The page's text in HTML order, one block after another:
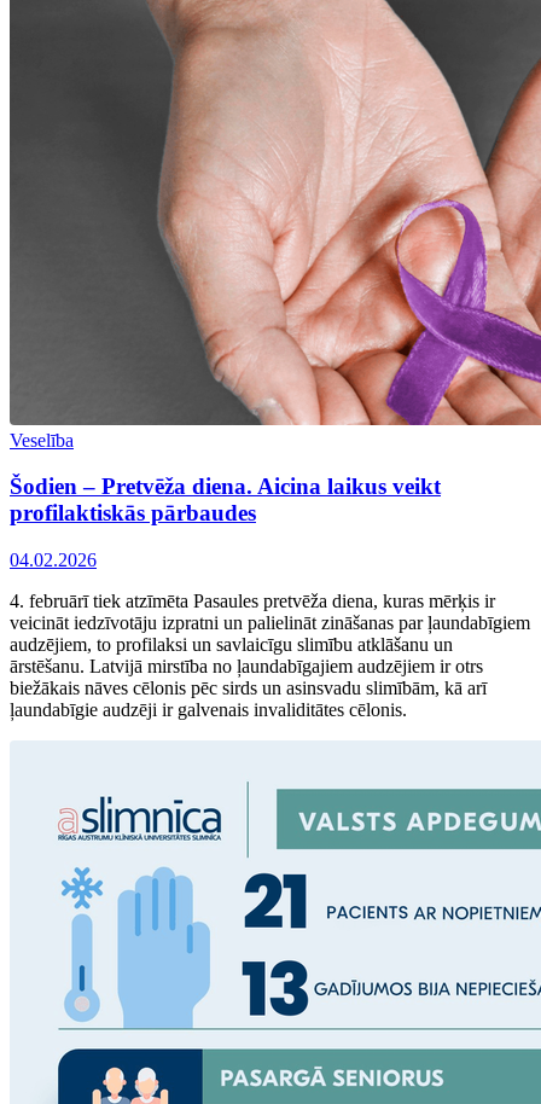
Veselība
Šodien – Pretvēža diena. Aicina laikus veikt
profilaktiskās pārbaudes
04.02.2026
4. februārī tiek atzīmēta Pasaules pretvēža diena, kuras mērķis ir
veicināt iedzīvotāju izpratni un palielināt zināšanas par ļaundabīgiem
audzējiem, to profilaksi un savlaicīgu slimību atklāšanu un
ārstēšanu. Latvijā mirstība no ļaundabīgajiem audzējiem ir otrs
biežākais nāves cēlonis pēc sirds un asinsvadu slimībām, kā arī
ļaundabīgie audzēji ir galvenais invaliditātes cēlonis.